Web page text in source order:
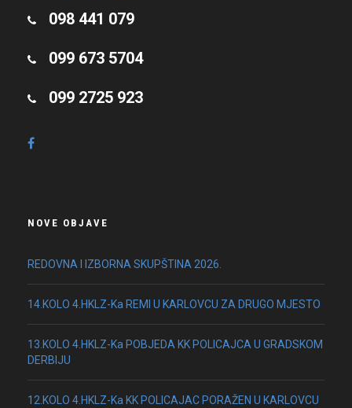
098 441 079
099 673 5704
099 2725 923
NOVE OBJAVE
REDOVNA I IZBORNA SKUPŠTINA 2026.
14.KOLO 4.HKLZ-Ka REMI U KARLOVCU ZA DRUGO MJESTO
13.KOLO 4.HKLZ-Ka POBJEDA KK POLICAJCA U GRADSKOM
DERBIJU
12.KOLO 4.HKLZ-Ka KK POLICAJAC PORAŽEN U KARLOVCU